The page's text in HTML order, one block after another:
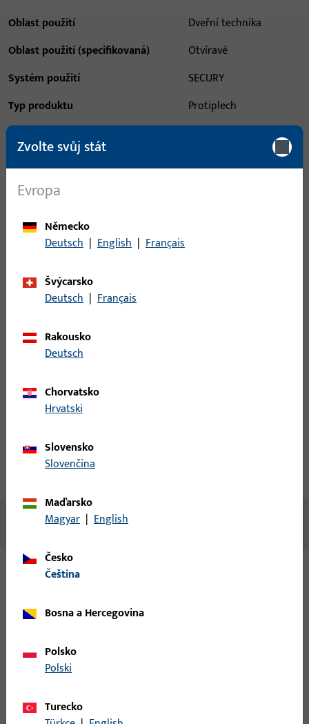
Oblast použití
Dveřní technika
Oblast použití (specifikovaná)
Otvíravé
Systém použití
SECURY
Typ produktu
Protiplech
Balení
Pro získání informací o ceně nebo objednávku zboží se
Žádný obsah není k dispozici
Pro tento produkt jsou k dispozici následující varianty:
Zvolte svůj stát
Evropa
Německo
Deutsch | English | Français
Švýcarsko
Deutsch | Français
Rakousko
Deutsch
Chorvatsko
Hrvatski
Slovensko
Slovenčina
Maďarsko
Magyar | English
Česko
čeština
Bosna a Hercegovina
Polsko
Polski
Turecko